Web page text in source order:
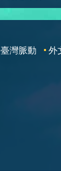
臺灣脈動 外